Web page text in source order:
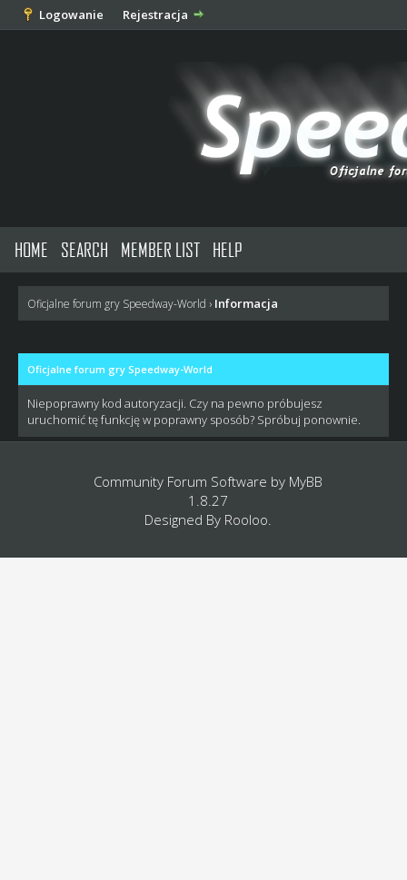
Logowanie Rejestracja
HOME SEARCH MEMBER LIST HELP
Oficjalne forum gry Speedway-World › Informacja
Oficjalne forum gry Speedway-World
Niepoprawny kod autoryzacji. Czy na pewno próbujesz
uruchomić tę funkcję w poprawny sposób? Spróbuj ponownie.
Community Forum Software by MyBB
1.8.27
Designed By Rooloo.